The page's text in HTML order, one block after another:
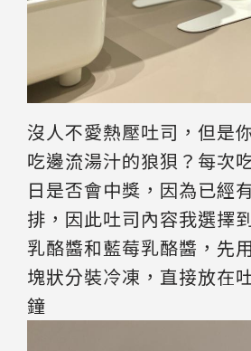
沒人不愛熱壓吐司，但是
吃邊流湯汁的狼狽？每次
日是否會中獎，因為已經
排，因此吐司內容我選擇
乳酪醬和藍莓乳酪醬，先
塊狀分裝冷凍，直接放在
鐘